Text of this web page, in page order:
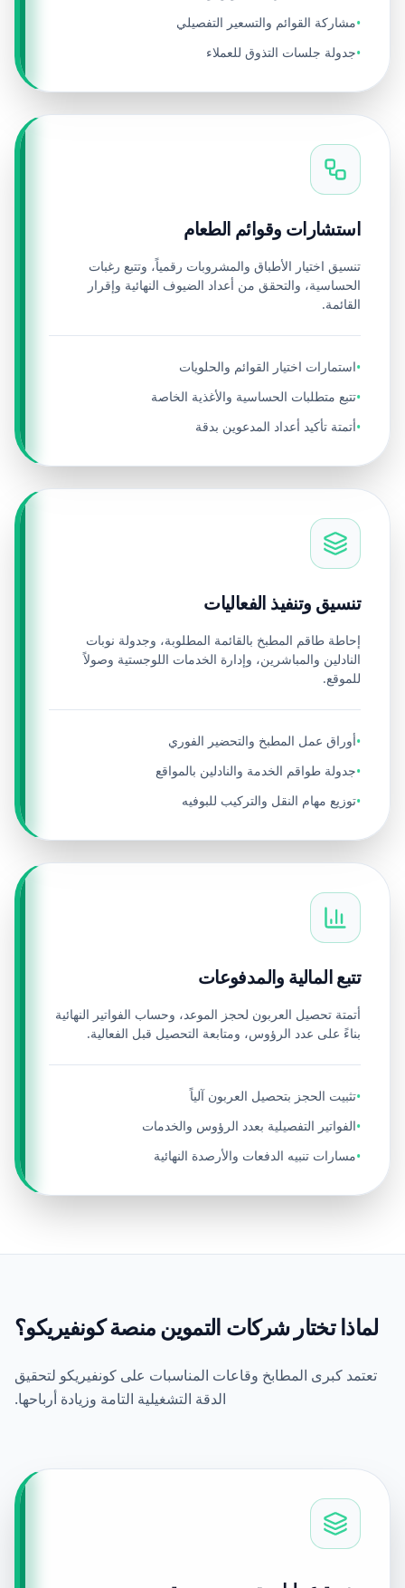
•مشاركة القوائم والتسعير التفصيلي
•جدولة جلسات التذوق للعملاء
استشارات وقوائم الطعام
تنسيق اختيار الأطباق والمشروبات رقمياً، وتتبع رغبات
الحساسية، والتحقق من أعداد الضيوف النهائية وإقرار
القائمة.
•استمارات اختيار القوائم والحلويات
•تتبع متطلبات الحساسية والأغذية الخاصة
•أتمتة تأكيد أعداد المدعوين بدقة
تنسيق وتنفيذ الفعاليات
إحاطة طاقم المطبخ بالقائمة المطلوبة، وجدولة نوبات
النادلين والمباشرين، وإدارة الخدمات اللوجستية وصولاً
للموقع.
•أوراق عمل المطبخ والتحضير الفوري
•جدولة طواقم الخدمة والنادلين بالمواقع
•توزيع مهام النقل والتركيب للبوفيه
تتبع المالية والمدفوعات
أتمتة تحصيل العربون لحجز الموعد، وحساب الفواتير النهائية
بناءً على عدد الرؤوس، ومتابعة التحصيل قبل الفعالية.
•تثبيت الحجز بتحصيل العربون آلياً
•الفواتير التفصيلية بعدد الرؤوس والخدمات
•مسارات تنبيه الدفعات والأرصدة النهائية
لماذا تختار شركات التموين منصة كونفيريكو؟
تعتمد كبرى المطابخ وقاعات المناسبات على كونفيريكو لتحقيق
الدقة التشغيلية التامة وزيادة أرباحها.